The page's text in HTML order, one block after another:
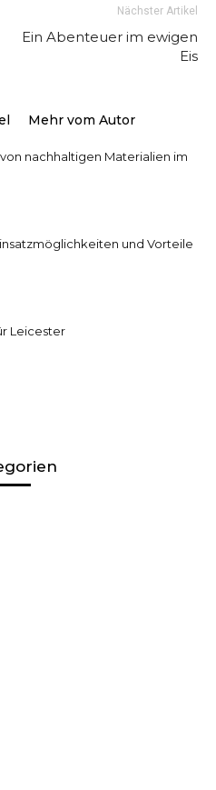
Nächster Artikel
Ein Abenteuer im ewigen
Eis
Mehr vom Autor
nachhaltigen Materialien im
und Vorteile
Leicester